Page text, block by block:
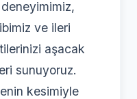
ve ileri
aşacak
sunuyoruz.
kesimiyle